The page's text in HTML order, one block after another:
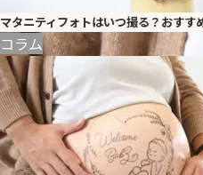
マタニティフォトはいつ撮る？おすす
コラム